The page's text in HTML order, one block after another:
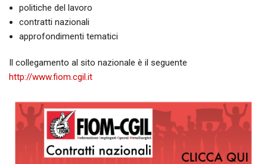
politiche del lavoro
contratti nazionali
approfondimenti tematici
Il collegamento al sito nazionale è il seguente
http://www.fiom.cgil.it